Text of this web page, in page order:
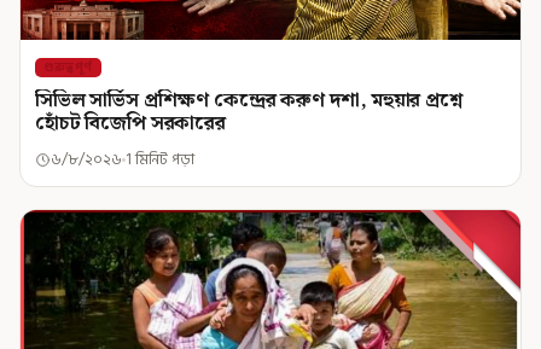
গুরুত্বপূর্ণ
সিভিল সার্ভিস প্রশিক্ষণ কেন্দ্রের করুণ দশা, মহুয়ার প্রশ্নে
হোঁচট বিজেপি সরকারের
৬/৮/২০২৬ 1 মিনিট পড়া